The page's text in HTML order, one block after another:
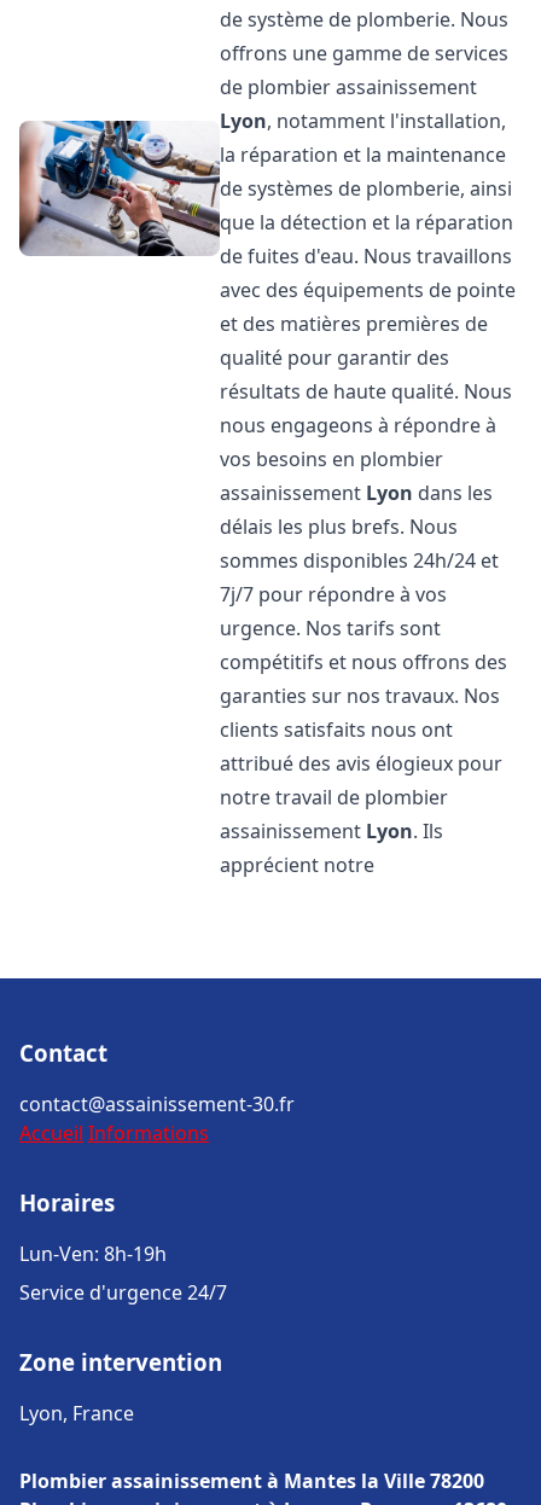
de système de plomberie. Nous
offrons une gamme de services
de plombier assainissement
Lyon, notamment l'installation,
la réparation et la maintenance
de systèmes de plomberie, ainsi
que la détection et la réparation
de fuites d'eau. Nous travaillons
avec des équipements de pointe
et des matières premières de
qualité pour garantir des
résultats de haute qualité. Nous
nous engageons à répondre à
vos besoins en plombier
assainissement Lyon dans les
délais les plus brefs. Nous
sommes disponibles 24h/24 et
7j/7 pour répondre à vos
urgence. Nos tarifs sont
compétitifs et nous offrons des
garanties sur nos travaux. Nos
clients satisfaits nous ont
attribué des avis élogieux pour
notre travail de plombier
assainissement Lyon. Ils
apprécient notre
Contact
contact@assainissement-30.fr
Accueil Informations
Horaires
Lun-Ven: 8h-19h
Service d'urgence 24/7
Zone intervention
Lyon, France
Plombier assainissement à Mantes la Ville 78200